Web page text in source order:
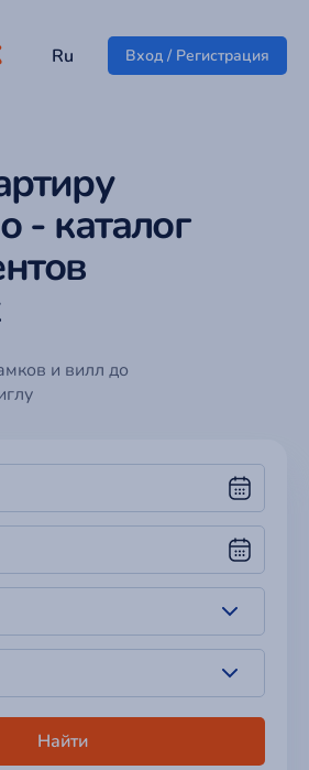
Ru Вход / Регистрация
- каталог
и вилл до
Найти